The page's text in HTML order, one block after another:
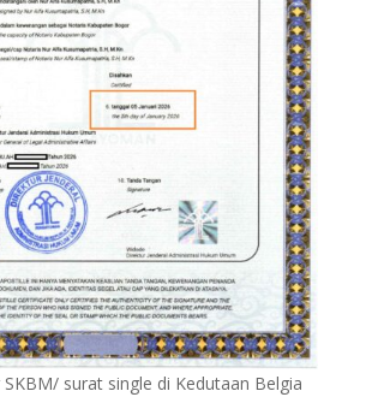
SKBM/ surat single di Kedutaan Belgia